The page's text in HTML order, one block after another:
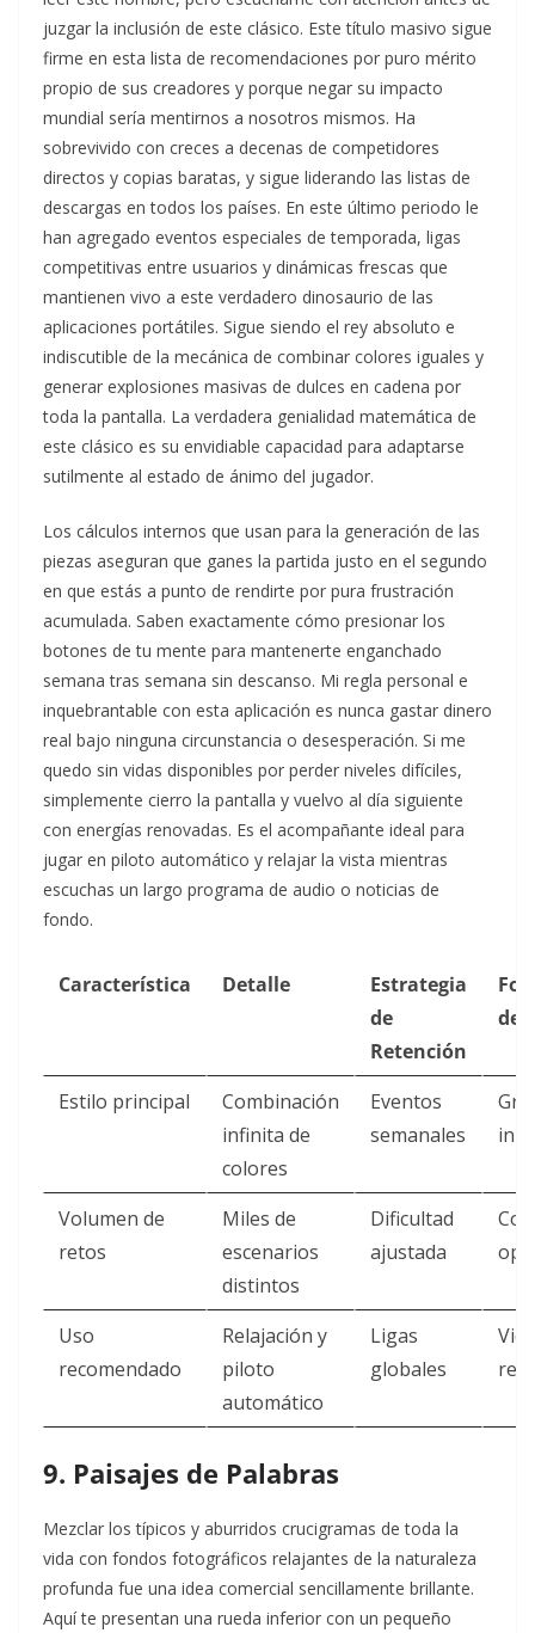
juzgar la inclusión de este clásico. Este título masivo sigue
firme en esta lista de recomendaciones por puro mérito
propio de sus creadores y porque negar su impacto
mundial sería mentirnos a nosotros mismos. Ha
sobrevivido con creces a decenas de competidores
directos y copias baratas, y sigue liderando las listas de
descargas en todos los países. En este último periodo le
han agregado eventos especiales de temporada, ligas
competitivas entre usuarios y dinámicas frescas que
mantienen vivo a este verdadero dinosaurio de las
aplicaciones portátiles. Sigue siendo el rey absoluto e
indiscutible de la mecánica de combinar colores iguales y
generar explosiones masivas de dulces en cadena por
toda la pantalla. La verdadera genialidad matemática de
este clásico es su envidiable capacidad para adaptarse
sutilmente al estado de ánimo del jugador.
Los cálculos internos que usan para la generación de las
piezas aseguran que ganes la partida justo en el segundo
en que estás a punto de rendirte por pura frustración
acumulada. Saben exactamente cómo presionar los
botones de tu mente para mantenerte enganchado
semana tras semana sin descanso. Mi regla personal e
inquebrantable con esta aplicación es nunca gastar dinero
real bajo ninguna circunstancia o desesperación. Si me
quedo sin vidas disponibles por perder niveles difíciles,
simplemente cierro la pantalla y vuelvo al día siguiente
con energías renovadas. Es el acompañante ideal para
jugar en piloto automático y relajar la vista mientras
escuchas un largo programa de audio o noticias de
fondo.
Característica Detalle
Estrategia
de
Retención
de
Estilo principal
Combinación
infinita de
colores
Eventos
semanales
Volumen de
retos
Miles de
escenarios
distintos
Dificultad
ajustada
Uso
recomendado
Relajación y
piloto
automático
Ligas
globales
9. Paisajes de Palabras
Mezclar los típicos y aburridos crucigramas de toda la
vida con fondos fotográficos relajantes de la naturaleza
profunda fue una idea comercial sencillamente brillante.
Aquí te presentan una rueda inferior con un pequeño